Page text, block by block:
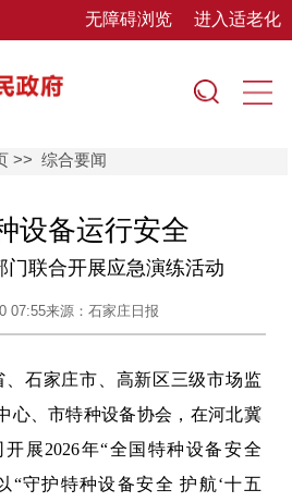
无障碍浏览 进入适老化
>>综合要闻
设备运行安全
门联合开展应急演练活动
07:55来源：石家庄日报
、石家庄市、高新区三级市场监
心、市特种设备协会，在河北冀
展2026年“全国特种设备安全
“守护特种设备安全 护航‘十五